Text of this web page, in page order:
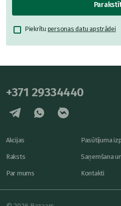
Piekrītu personas datu apstrādei
+371 29334440
Akcijas
Raksts
Par mums
Pasūtījuma
Saņemšana
Kontakti